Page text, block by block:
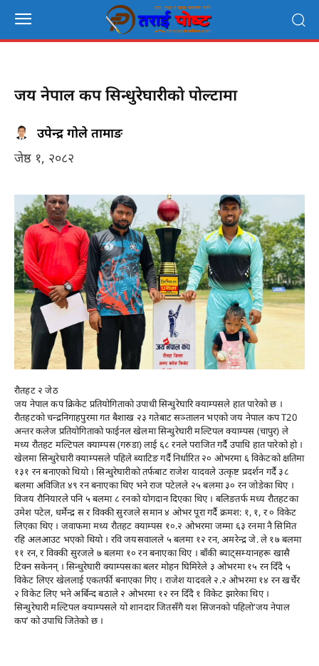
जय नेपाल कप सिन्धुरेघारीकाे पाेल्टामा
उपेन्द्र गोले तामाङ
जेष्ठ १, २०८२
राैतहट २ जेठ
जय नेपाल कप क्रिकेट प्रतियोगिताकाे उपाधी सिन्धुरेघारि क्याम्पसले हात पारेकाे छ ।
राैतहटकाे चन्द्रनिगाहपुरमा गत बैशाख २३ गतेबाट सञ्तालन भएकाे जय नेपाल कप T20
अन्तर कलेज प्रतियोगिताकाे फाईनल खेलमा सिन्धुरेघारी मल्टिपल क्याम्पस (चापुर) ले
मध्य रौतहट मल्टिपल क्याम्पस (गरुडा) लाई ६८ रनले पराजित गर्दै उपाधि हात पारेको हाे ।
खेलमा सिन्धुरेघारी क्याम्पसले पहिले ब्याटिङ गर्दै निर्धारित २० ओभरमा ६ विकेटको क्षतिमा
१३१ रन बनाएकाे थियाे । सिन्धुरेघारीकाे तर्फबाट राजेश यादवले उत्कृष्ट प्रदर्शन गर्दै ३८
बलमा अविजित ४९ रन बनाएका थिए भने राज पटेलले २५ बलमा ३० रन जोडेका थिए ।
विजय रौनियारले पनि ५ बलमा ८ रनको योगदान दिएका थिए । बलिङतर्फ मध्य रौतहटका
उमेश पटेल, धर्मेन्द्र स र विक्की सुरजले समान ४ ओभर पूरा गर्दै क्रमश: १, १, र ० विकेट
लिएका थिए । जवाफमा मध्य रौतहट क्याम्पस १०.२ ओभरमा जम्मा ६३ रनमा नै सिमित
रहि अलआउट भएकाे थियाे । रवि जयसवालले ५ बलमा १२ रन, अमरेन्द्र जे. ले १७ बलमा
११ रन, र विक्की सुरजले ७ बलमा १० रन बनाएका थिए । बाँकी ब्याट्सम्यानहरू खासै
टिक्न सकेनन् । सिन्धुरेघारी क्याम्पसका बलर मोहन घिमिरेले ३ ओभरमा १५ रन दिँदै ५
विकेट लिएर खेललाई एकतर्फी बनाएका गिए । राजेश यादवले २.२ ओभरमा १४ रन खर्चेर
२ विकेट लिए भने अर्बिन्द बठाले २ ओभरमा १२ रन दिँदै १ विकेट झारेका थिए ।
सिन्धुरेघारी मल्टिपल क्याम्पसले यो शानदार जितसँगै यश सिजनकाे पहिलाे‘जय नेपाल
कप’ को उपाधि जितेको छ ।